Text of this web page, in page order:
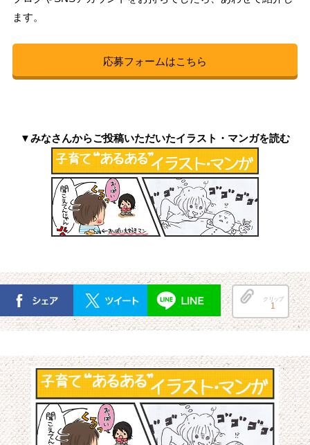
ます。
応募フォームはこちら
▼みなさんからご投稿いただいたイラスト・マンガを読む
クリップ
1